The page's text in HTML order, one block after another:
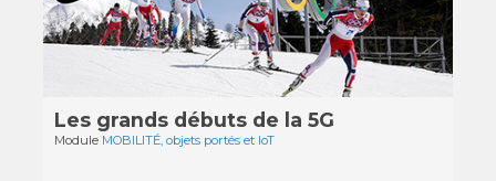
Les grands débuts de la 5G
Module MOBILITÉ, objets portés et IoT